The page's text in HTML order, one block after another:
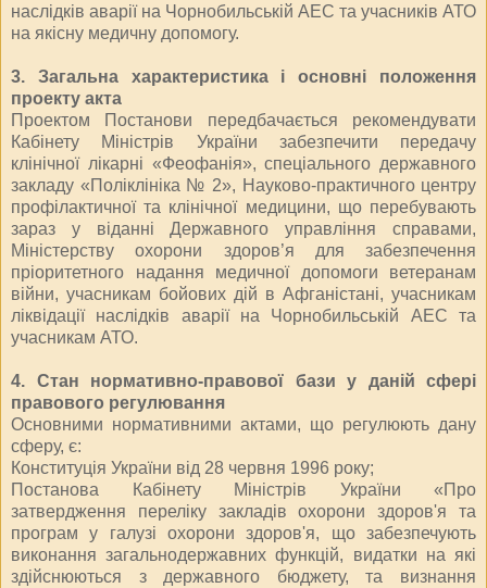
наслідків аварії на Чорнобильській АЕС та учасників АТО
на якісну медичну допомогу.
3. Загальна характеристика і основні положення
проекту акта
Проектом Постанови передбачається рекомендувати
Кабінету Міністрів України забезпечити передачу
клінічної лікарні «Феофанія», спеціального державного
закладу «Поліклініка № 2», Науково-практичного центру
профілактичної та клінічної медицини, що перебувають
зараз у віданні Державного управління справами,
Міністерству охорони здоров’я для забезпечення
пріоритетного надання медичної допомоги ветеранам
війни, учасникам бойових дій в Афганістані, учасникам
ліквідації наслідків аварії на Чорнобильській АЕС та
учасникам АТО.
4. Стан нормативно-правової бази у даній сфері
правового регулювання
Основними нормативними актами, що регулюють дану
сферу, є:
Конституція України від 28 червня 1996 року;
Постанова Кабінету Міністрів України «Про
затвердження переліку закладів охорони здоров'я та
програм у галузі охорони здоров'я, що забезпечують
виконання загальнодержавних функцій, видатки на які
здійснюються з державного бюджету, та визнання